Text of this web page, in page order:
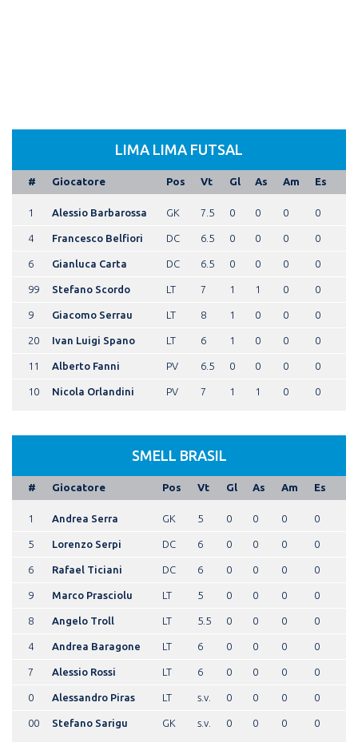
LIMA LIMA FUTSAL
# Giocatore Pos Vt Gl As Am Es
1 Alessio Barbarossa GK 7.5 0 0 0 0
4 Francesco Belfiori DC 6.5 0 0 0 0
6 Gianluca Carta DC 6.5 0 0 0 0
99 Stefano Scordo LT 7 1 1 0 0
9 Giacomo Serrau LT 8 1 0 0 0
20 Ivan Luigi Spano LT 6 1 0 0 0
11 Alberto Fanni PV 6.5 0 0 0 0
10 Nicola Orlandini PV 7 1 1 0 0
SMELL BRASIL
# Giocatore Pos Vt Gl As Am Es
1 Andrea Serra GK 5 0 0 0 0
5 Lorenzo Serpi DC 6 0 0 0 0
6 Rafael Ticiani DC 6 0 0 0 0
9 Marco Prasciolu LT 5 0 0 0 0
8 Angelo Troll LT 5.5 0 0 0 0
4 Andrea Baragone LT 6 0 0 0 0
7 Alessio Rossi LT 6 0 0 0 0
0 Alessandro Piras LT s.v. 0 0 0 0
00 Stefano Sarigu GK s.v. 0 0 0 0